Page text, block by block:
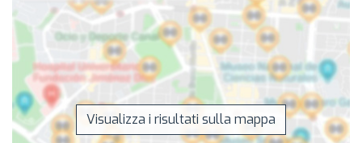
Visualizza i risultati sulla mappa